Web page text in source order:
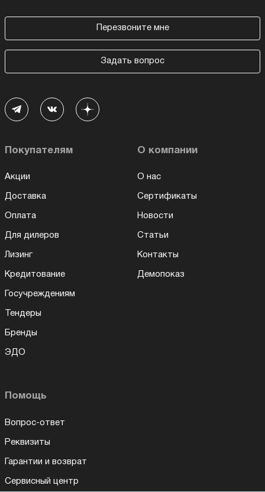
Перезвоните мне
Задать вопрос
Покупателям
Акции
Доставка
Оплата
Для дилеров
Лизинг
Кредитование
Госучреждениям
Тендеры
Бренды
ЭДО
О компании
О нас
Сертификаты
Новости
Статьи
Контакты
Демопоказ
Помощь
Вопрос-ответ
Реквизиты
Гарантии и возврат
Сервисный центр